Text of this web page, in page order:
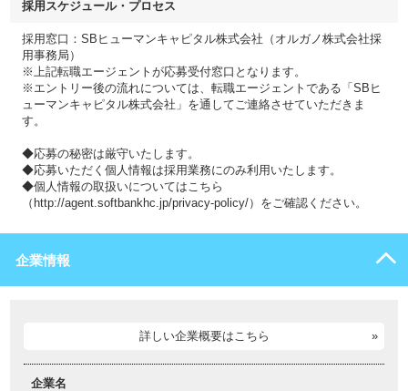
採用スケジュール・プロセス
採用窓口：SBヒューマンキャピタル株式会社（オルガノ株式会社採
用事務局）
※上記転職エージェントが応募受付窓口となります。
※エントリー後の流れについては、転職エージェントである「SBヒ
ューマンキャピタル株式会社」を通してご連絡させていただきま
す。
◆応募の秘密は厳守いたします。
◆応募いただく個人情報は採用業務にのみ利用いたします。
◆個人情報の取扱いについてはこちら
（http://agent.softbankhc.jp/privacy-policy/）をご確認ください。
企業情報
詳しい企業概要はこちら
企業名